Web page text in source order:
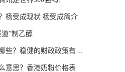
杨受成现状 杨受成简介
”制乙醇
？稳健的财政政策有哪些？
意思？香港奶粉价格表